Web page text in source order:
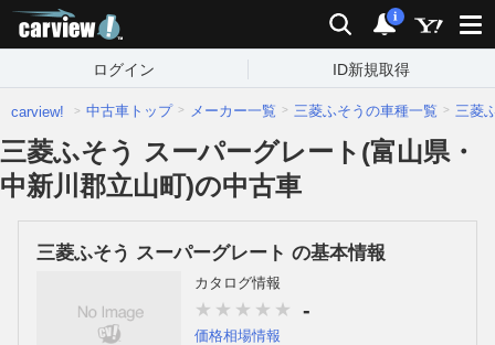
検索 通知
i
ログイン ID新規取得
carview! 中古車トップ メーカー一覧 三菱ふそうの車種一覧 三菱
三菱ふそう スーパーグレート(富山県・
中新川郡立山町)の中古車
三菱ふそう スーパーグレート の基本情報
カタログ情報
-
価格相場情報